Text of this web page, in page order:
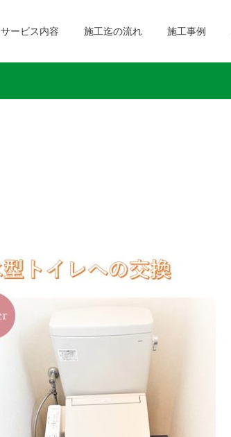
サービス内容 施工迄の流れ 施工事例